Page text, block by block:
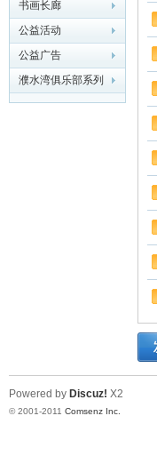
书画长廊
公益活动
公益广告
濮水湾俱乐部系列
Powered by Discuz! X2
© 2001-2011 Comsenz Inc.